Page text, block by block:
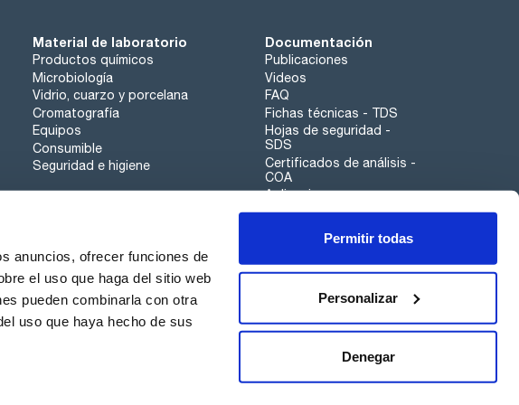
anuncios, ofrecer funciones de
el uso que haga del sitio web
pueden combinarla con otra
uso que haya hecho de sus
Permitir todas
Personalizar
Denegar
Material de laboratorio
Productos químicos
Microbiología
Vidrio, cuarzo y porcelana
Cromatografía
Equipos
Consumible
Seguridad e higiene
Documentación
Publicaciones
Videos
FAQ
Fichas técnicas - TDS
Hojas de seguridad -
SDS
Certificados de análisis -
COA
Aplicaciones
Tabla Periódica
Canal de denuncias
Trabaja con nosotros